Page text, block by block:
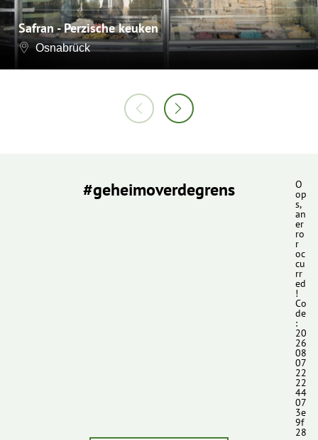
Safran - Perzische keuken
Osnabrück
#geheimoverdegrens O
op
s,
an
er
ro
r
oc
cu
rr
ed
!
Co
de
:
20
26
08
07
22
22
44
07
3e
9f
28